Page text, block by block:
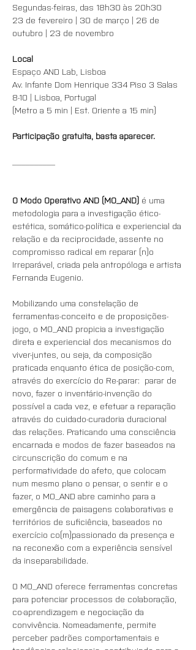
Segundas-feiras, das 18h30 às 20h30
23 de fevereiro | 30 de março | 26 de
outubro | 23 de novembro
Local
Espaço AND Lab, Lisboa
Av. Infante Dom Henrique 334 Piso 3 Salas
8-10 | Lisboa, Portugal
(Metro a 5 min | Est. Oriente a 15 min)
Participação gratuita, basta aparecer.
O Modo Operativo AND (MO_AND) é uma
metodologia para a investigação ético-
estética, somático-política e experiencial da
relação e da reciprocidade, assente no
compromisso radical em reparar (n)o
Irreparável, criada pela antropóloga e artista
Fernanda Eugenio.
Mobilizando uma constelação de
ferramentas-conceito e de proposições-
jogo, o MO_AND propicia a investigação
direta e experiencial dos mecanismos do
viver-juntes, ou seja, da composição
praticada enquanto ética de posição-com,
através do exercício do Re-parar:  parar de
novo, fazer o inventário-invenção do
possível a cada vez, e efetuar a reparação
através do cuidado-curadoria duracional
das relações. Praticando uma consciência
encarnada e modos de fazer baseados na
circunscrição do comum e na
performatividade do afeto, que colocam
num mesmo plano o pensar, o sentir e o
fazer, o MO_AND abre caminho para a
emergência de paisagens colaborativas e
territórios de suficiência, baseados no
exercício co(m)passionado da presença e
na reconexão com a experiência sensível
da inseparabilidade.
O MO_AND oferece ferramentas concretas
para potenciar processos de colaboração,
co-aprendizagem e negociação da
convivência. Nomeadamente, permite
perceber padrões comportamentais e